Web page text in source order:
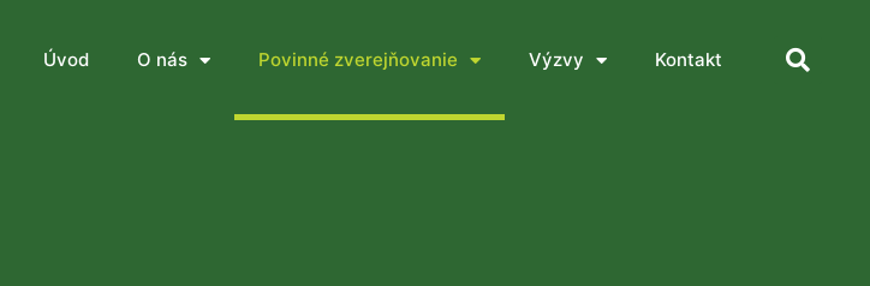
Úvod O nás Povinné zverejňovanie Výzvy Kontakt